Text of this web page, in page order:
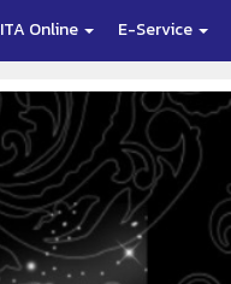
ITA Online E-Service